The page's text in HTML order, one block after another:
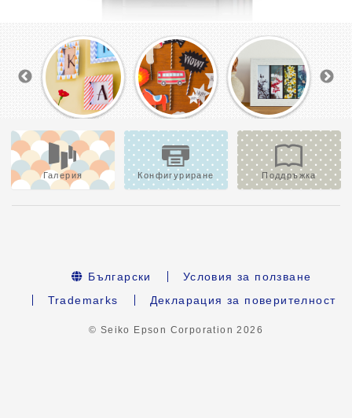
Галерия Конфигуриране Поддръжка
Български
Условия за ползване
Trademarks
Декларация за поверителност
© Seiko Epson Corporation2026